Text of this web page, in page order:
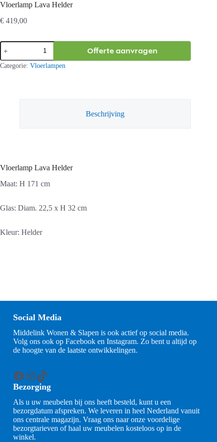
Vloerlamp Lava Helder
€ 419,00
Vloerlamp
Lava
Helder
aantal
Offerte aanvragen
Categorie: Vloerlampen
Beschrijving
Vloerlamp Lava Helder
Maat: H 171 cm
Glas: Diam. 22,5 x H 32 cm
Kleur: Helder
Social Media
Middelink Wonen & Slapen is ook actief op social media.
Volg ons ook op Facebook en Instagram. Zo bent u altijd op
de hoogte van de laatste ontwikkelingen.
Facebook
Instagram
TikTok
Bezorging
Als u uw meubelen bij ons heeft besteld, kunt u een
bezorgdatum afspreken. We leveren in heel Nederland vanuit
ons centrale magazijn. Vraag ons naar onze voordelige
bezorgtarieven of haal uw meubelen kosteloos op in de
winkel.